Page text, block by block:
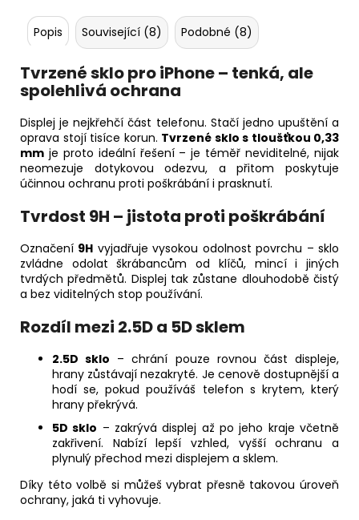
Popis Související (8) Podobné (8)
Tvrzené sklo pro iPhone – tenká, ale
spolehlivá ochrana
Displej je nejkřehčí část telefonu. Stačí jedno upuštění a
oprava stojí tisíce korun. Tvrzené sklo s tloušťkou 0,33
mm je proto ideální řešení – je téměř neviditelné, nijak
neomezuje dotykovou odezvu, a přitom poskytuje
účinnou ochranu proti poškrábání i prasknutí.
Tvrdost 9H – jistota proti poškrábání
Označení 9H vyjadřuje vysokou odolnost povrchu – sklo
zvládne odolat škrábancům od klíčů, mincí i jiných
tvrdých předmětů. Displej tak zůstane dlouhodobě čistý
a bez viditelných stop používání.
Rozdíl mezi 2.5D a 5D sklem
2.5D sklo – chrání pouze rovnou část displeje,
hrany zůstávají nezakryté. Je cenově dostupnější a
hodí se, pokud používáš telefon s krytem, který
hrany překrývá.
5D sklo – zakrývá displej až po jeho kraje včetně
zakřivení. Nabízí lepší vzhled, vyšší ochranu a
plynulý přechod mezi displejem a sklem.
Díky této volbě si můžeš vybrat přesně takovou úroveň
ochrany, jaká ti vyhovuje.
TITAN
(STAV
B)
18
990
Kč
Původně:
27
890
Kč